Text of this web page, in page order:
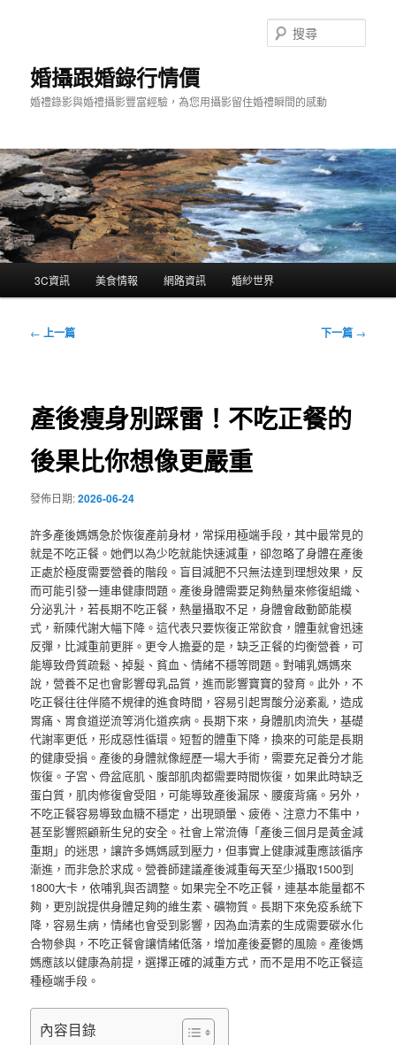
婚攝跟婚錄行情價
婚禮錄影與婚禮攝影豐富經驗，為您用攝影留住婚禮瞬間的感動
尋
3C資訊 美食情報 網路資訊 婚紗世界
文
← 上一篇 下一篇 →
產後瘦身別踩雷！不吃正餐的
後果比你想像更嚴重
發佈日期:2026-06-24
許多產後媽媽急於恢復產前身材，常採用極端手段，其中最常見的
就是不吃正餐。她們以為少吃就能快速減重，卻忽略了身體在產後
正處於極度需要營養的階段。盲目減肥不只無法達到理想效果，反
而可能引發一連串健康問題。產後身體需要足夠熱量來修復組織、
分泌乳汁，若長期不吃正餐，熱量攝取不足，身體會啟動節能模
式，新陳代謝大幅下降。這代表只要恢復正常飲食，體重就會迅速
反彈，比減重前更胖。更令人擔憂的是，缺乏正餐的均衡營養，可
能導致骨質疏鬆、掉髮、貧血、情緒不穩等問題。對哺乳媽媽來
說，營養不足也會影響母乳品質，進而影響寶寶的發育。此外，不
吃正餐往往伴隨不規律的進食時間，容易引起胃酸分泌紊亂，造成
胃痛、胃食道逆流等消化道疾病。長期下來，身體肌肉流失，基礎
代謝率更低，形成惡性循環。短暫的體重下降，換來的可能是長期
的健康受損。產後的身體就像經歷一場大手術，需要充足養分才能
恢復。子宮、骨盆底肌、腹部肌肉都需要時間恢復，如果此時缺乏
蛋白質，肌肉修復會受阻，可能導致產後漏尿、腰痠背痛。另外，
不吃正餐容易導致血糖不穩定，出現頭暈、疲倦、注意力不集中，
甚至影響照顧新生兒的安全。社會上常流傳「產後三個月是黃金減
重期」的迷思，讓許多媽媽感到壓力，但事實上健康減重應該循序
漸進，而非急於求成。營養師建議產後減重每天至少攝取1500到
1800大卡，依哺乳與否調整。如果完全不吃正餐，連基本能量都不
夠，更別說提供身體足夠的維生素、礦物質。長期下來免疫系統下
降，容易生病，情緒也會受到影響，因為血清素的生成需要碳水化
合物參與，不吃正餐會讓情緒低落，增加產後憂鬱的風險。產後媽
媽應該以健康為前提，選擇正確的減重方式，而不是用不吃正餐這
種極端手段。
內容目錄